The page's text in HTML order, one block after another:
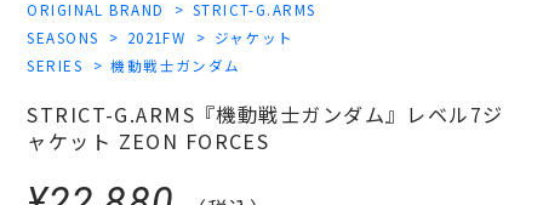
ORIGINAL BRAND
STRICT-G.ARMS
SEASONS
2021FW
ジャケット
SERIES
機動戦士ガンダム
STRICT-G.ARMS『機動戦士ガンダム』レベル7ジ
ャケット ZEON FORCES